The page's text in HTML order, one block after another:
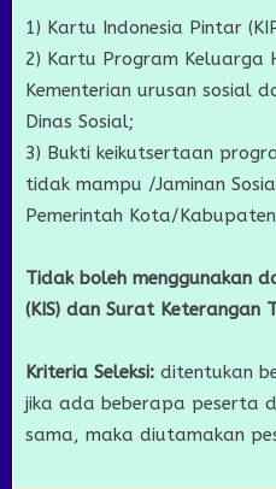
1) Kartu Indonesia Pintar
2) Kartu Program Keluarga
Kementerian urusan sosial
Dinas Sosial;
3) Bukti keikutsertaan
tidak mampu /Jaminan
Pemerintah Kota/
Tidak boleh menggunakan
(KIS) dan Surat Keterangan
Kriteria Seleksi: ditentukan
jika ada beberapa peserta
sama, maka diutamakan